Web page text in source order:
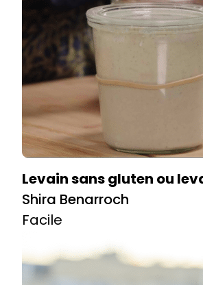
Levain sans gluten ou
Shira Benarroch
Facile